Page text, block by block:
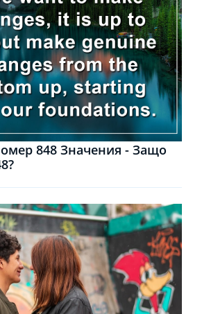
848 Значения - Защо